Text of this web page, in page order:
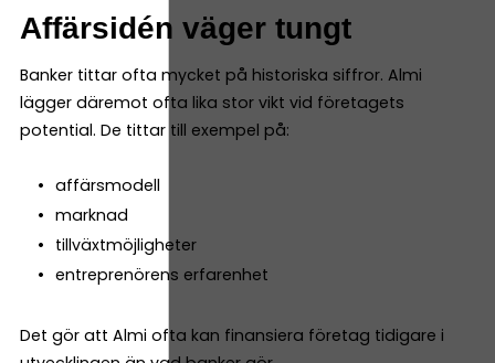
Affärsidén väger tungt
Banker tittar ofta mycket på historiska siffror. Almi
lägger däremot ofta lika stor vikt vid företagets
potential. De tittar till exempel på:
affärsmodell
marknad
tillväxtmöjligheter
entreprenörens erfarenhet
Det gör att Almi ofta kan finansiera företag tidigare i